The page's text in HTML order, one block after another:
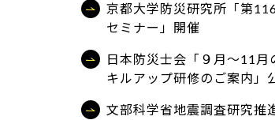
京都大学防災研究所「第
セミナー」開催
日本防災士会「９月～11
キルアップ研修のご案内」
文部科学省地震調査研究推